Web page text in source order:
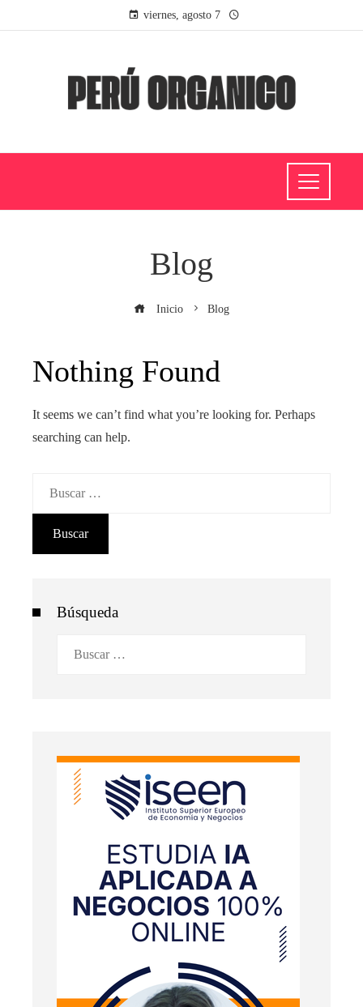
viernes, agosto 7
Blog
Inicio Blog
Nothing Found
It seems we can’t find what you’re looking for. Perhaps
searching can help.
Búsqueda